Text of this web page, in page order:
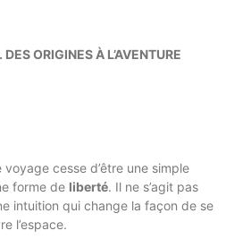
ORIGINES À L’AVENTURE
cesse d’être une simple
forme de liberté. Il ne s’agit pas
intuition qui change la façon de se
l’espace.